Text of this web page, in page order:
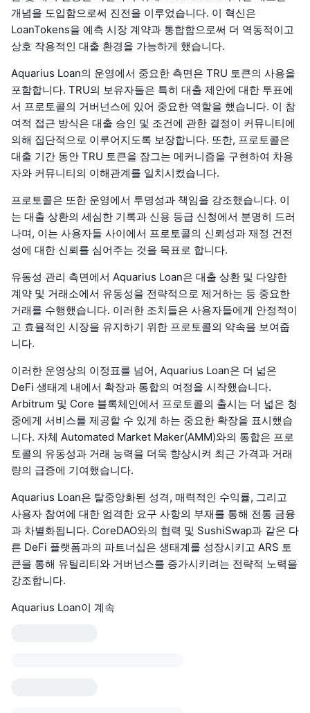
개념을 도입함으로써 진전을 이루었습니다. 이 혁신은
LoanTokens을 예측 시장 계약과 통합함으로써 더 역동적이고
상호 작용적인 대출 환경을 가능하게 했습니다.
Aquarius Loan의 운영에서 중요한 측면은 TRU 토큰의 사용을
포함합니다. TRU의 보유자들은 특히 대출 제안에 대한 투표에
서 프로토콜의 거버넌스에 있어 중요한 역할을 했습니다. 이 참
여적 접근 방식은 대출 승인 및 조건에 관한 결정이 커뮤니티에
의해 집단적으로 이루어지도록 보장합니다. 또한, 프로토콜은
대출 기간 동안 TRU 토큰을 잠그는 메커니즘을 구현하여 차용
자와 커뮤니티의 이해관계를 일치시켰습니다.
프로토콜은 또한 운영에서 투명성과 책임을 강조했습니다. 이
는 대출 상환의 세심한 기록과 신용 등급 신청에서 분명히 드러
나며, 이는 사용자들 사이에서 프로토콜의 신뢰성과 재정 건전
성에 대한 신뢰를 심어주는 것을 목표로 합니다.
유동성 관리 측면에서 Aquarius Loan은 대출 상환 및 다양한
계약 및 거래소에서 유동성을 전략적으로 제거하는 등 중요한
거래를 수행했습니다. 이러한 조치들은 사용자들에게 안정적이
고 효율적인 시장을 유지하기 위한 프로토콜의 약속을 보여줍
니다.
이러한 운영상의 이정표를 넘어, Aquarius Loan은 더 넓은
DeFi 생태계 내에서 확장과 통합의 여정을 시작했습니다.
Arbitrum 및 Core 블록체인에서 프로토콜의 출시는 더 넓은 청
중에게 서비스를 제공할 수 있게 하는 중요한 확장을 표시했습
니다. 자체 Automated Market Maker(AMM)와의 통합은 프로
토콜의 유동성과 거래 능력을 더욱 향상시켜 최근 가격과 거래
량의 급증에 기여했습니다.
Aquarius Loan은 탈중앙화된 성격, 매력적인 수익률, 그리고
사용자 참여에 대한 엄격한 요구 사항의 부재를 통해 전통 금융
과 차별화됩니다. CoreDAO와의 협력 및 SushiSwap과 같은 다
른 DeFi 플랫폼과의 파트너십은 생태계를 성장시키고 ARS 토
큰을 통해 유틸리티와 거버넌스를 증가시키려는 전략적 노력을
강조합니다.
Aquarius Loan이 계속